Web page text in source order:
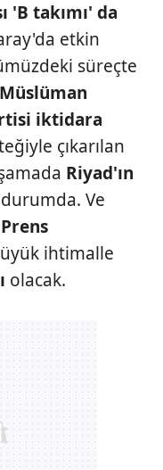
Kanunu uyarınca
ve sitemizde
çerezlerle ilgili bilgi
'B takımı' da
etkin
süreçte
Müslüman
iktidara
çıkarılan
Riyad'ın
durumda. Ve
ihtimalle
olacak.